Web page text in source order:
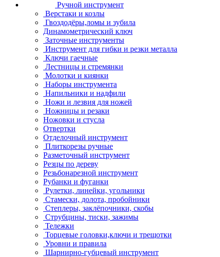
Ручной инструмент
Верстаки и козлы
Гвоздодёры,ломы и зубила
Динамометрический ключ
Заточные инструменты
Инструмент для гибки и резки металла
Ключи гаечные
Лестницы и стремянки
Молотки и киянки
Наборы инструмента
Напильники и надфили
Ножи и лезвия для ножей
Ножницы и резаки
Ножовки и стусла
Отвертки
Отделочный инструмент
Плиткорезы ручные
Разметочный инструмент
Резцы по дереву
Резьбонарезной инструмент
Рубанки и фуганки
Рулетки, линейки, угольники
Стамески, долота, пробойники
Степлеры, заклёпочники, скобы
Струбцины, тиски, зажимы
Тележки
Торцевые головки,ключи и трещотки
Уровни и правила
Шарнирно-губцевый инструмент